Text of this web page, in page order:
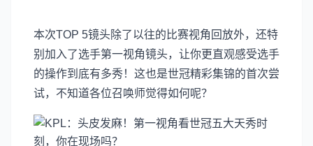
本次TOP 5镜头除了以往的比赛视角回放外，还特
别加入了选手第一视角镜头，让你更直观感受选手
的操作到底有多秀！这也是世冠精彩集锦的首次尝
试，不知道各位召唤师觉得如何呢？